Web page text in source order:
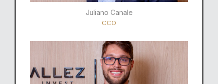
Juliano Canale
CCO